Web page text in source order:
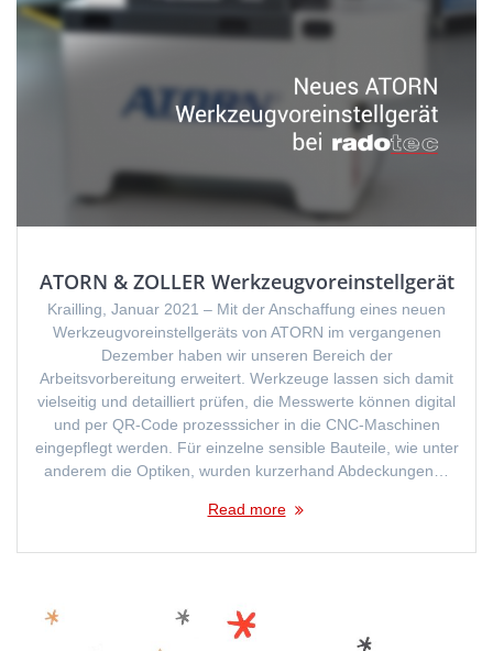
ATORN & ZOLLER Werkzeugvoreinstellgerät
Krailling, Januar 2021 – Mit der Anschaffung eines neuen
Werkzeugvoreinstellgeräts von ATORN im vergangenen
Dezember haben wir unseren Bereich der
Arbeitsvorbereitung erweitert. Werkzeuge lassen sich damit
vielseitig und detailliert prüfen, die Messwerte können digital
und per QR-Code prozesssicher in die CNC-Maschinen
eingepflegt werden. Für einzelne sensible Bauteile, wie unter
anderem die Optiken, wurden kurzerhand Abdeckungen…
Read more